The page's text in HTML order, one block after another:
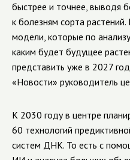
быстрее и точнее, выводя
к болезням сорта
модели, которые по
каким будет будущее
представить уже в 2027
«Новости» руководитель
К 2030 году в центре
60 технологий
систем ДНК. То есть с